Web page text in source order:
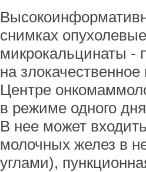
снимках
микрокальцинаты -
на
Центре
в режиме одного
В нее может
молочных желез в
углами),